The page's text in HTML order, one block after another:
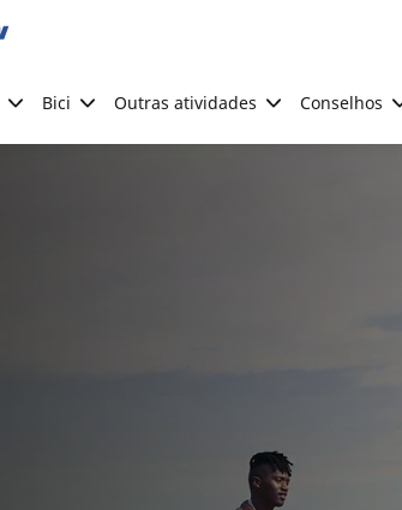
Bici Outras atividades Conselhos